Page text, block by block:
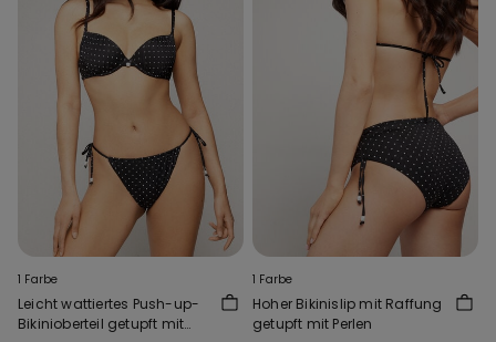
1 Farbe
Leicht wattiertes Push-up-
Bikinioberteil getupft mit
1 Farbe
Hoher Bikinislip mit Raffung
getupft mit Perlen